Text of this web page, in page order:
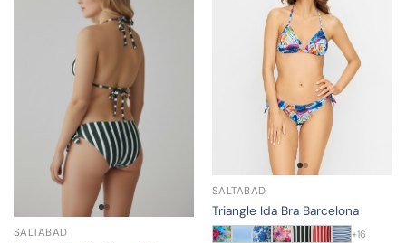
SALTABAD
SALTABAD
Triangle Ida Bra Barcelona
+16